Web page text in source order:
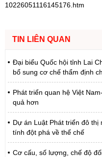
10226051116145176.htm
TIN LIÊN QUAN
Đại biểu Quốc hội tỉnh Lai
bổ sung cơ chế thẩm định
Phát triển quan hệ Việt
quả hơn
Dự án Luật Phát triển đô
tính đột phá về thể chế
Cơ cấu, số lượng, chế độ